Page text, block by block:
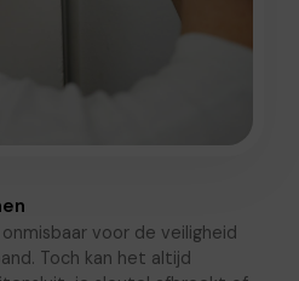
voor de veiligheid
Toch kan het altijd